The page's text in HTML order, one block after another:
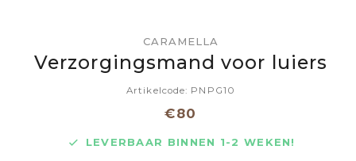
CARAMELLA
Verzorgingsmand voor luiers
Artikelcode: PNPG10
€80
LEVERBAAR BINNEN 1-2 WEKEN!